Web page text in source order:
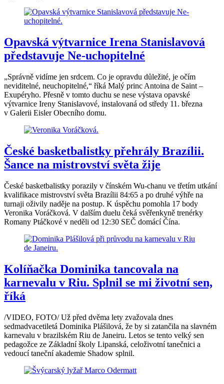
Opavská výtvarnice Irena Stanislavová
představuje Ne-uchopitelné
„Správně vidíme jen srdcem. Co je opravdu důležité, je očím
neviditelné, neuchopitelné,“ říká Malý princ Antoina de Saint –
Exupéryho. Přesně v tomto duchu se nese výstava opavské
výtvarnice Ireny Stanislavové, instalovaná od středy 11. března
v Galerii Eisler Obecního domu.
České basketbalistky přehrály Brazílii.
Šance na mistrovství světa žije
České basketbalistky porazily v čínském Wu-chanu ve třetím utkání
kvalifikace mistrovství světa Brazílii 84:65 a po druhé výhře na
turnaji oživily naděje na postup. K úspěchu pomohla 17 body
Veronika Voráčková. V dalším duelu čeká svěřenkyně trenérky
Romany Ptáčkové v neděli od 12:30 SEČ domácí Čína.
Kolíňačka Dominika tancovala na
karnevalu v Riu. Splnil se mi životní sen,
říká
/VIDEO, FOTO/ Už před dvěma lety zvažovala dnes
sedmadvacetiletá Dominika Plášilová, že by si zatančila na slavném
karnevalu v brazilském Riu de Janeiru. Letos se tento velký sen
pedagožce ze Základní školy Lipanská, celoživotní tanečnici a
vedoucí taneční akademie Shadow splnil.